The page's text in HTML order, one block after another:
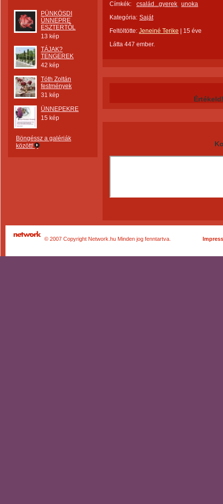
PÜNKÖSDI
ÜNNEPRE
ESZTERTŐL
13 kép
TÁJAK?
TENGEREK
42 kép
Tóth Zoltán
festmények
31 kép
ÜNNEPEKRE
15 kép
Böngéssz a galériák
között!
Címkék: család...gyerek unoka
Kategória: Saját
Feltöltötte: Jeneiné Terike
15 éve
Látta 447 ember.
© 2007 Copyright Network.hu Minden jog fenntartva.